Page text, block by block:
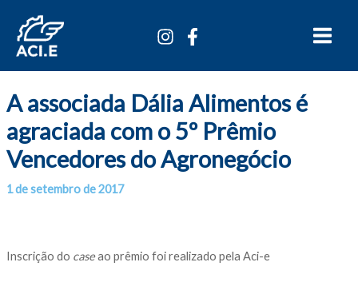
para
Menu
A associada Dália Alimentos é
agraciada com o 5º Prêmio
Vencedores do Agronegócio
Por
1 de setembro de 2017
Inscrição do caseao prêmio foi realizado pela Aci-e